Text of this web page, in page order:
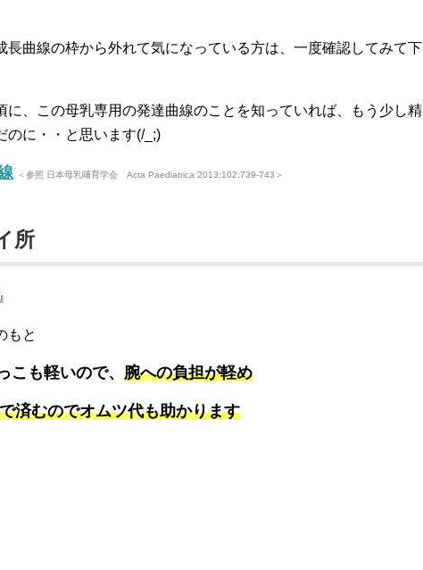
長曲線の枠から外れて気になっている方は、一度確認してみて下
に、この母乳専用の発達曲線のことを知っていれば、もう少し精
のに・・と思います(/_;)
＜参照 日本母乳哺育学会 Acta Paediatrica 2013;102:739-743＞
所
』
もと
こも軽いので、 腕への負担が軽め
済むのでオムツ代も助かります